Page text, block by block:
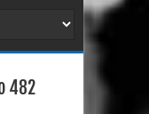
- I
482